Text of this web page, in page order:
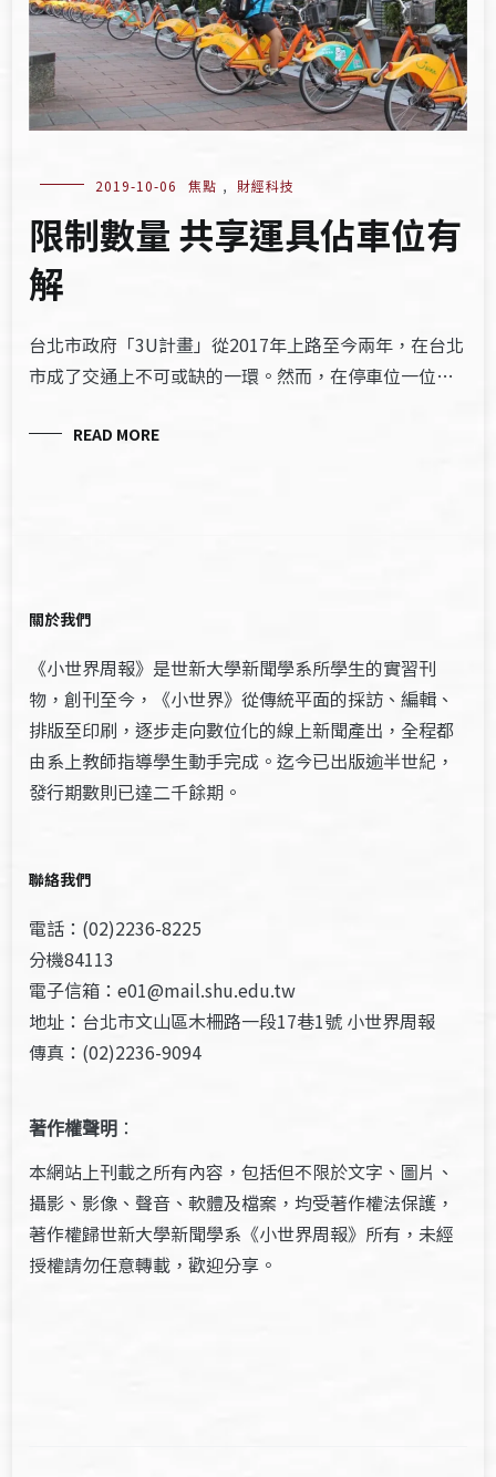
2019-10-06 焦點 , 財經科技
限制數量 共享運具佔車位有
解
台北市政府「3U計畫」從2017年上路至今兩年，在台北
市成了交通上不可或缺的一環。然而，在停車位一位…
READ MORE
關於我們
《小世界周報》是世新大學新聞學系所學生的實習刊
物，創刊至今，《小世界》從傳統平面的採訪、編輯、
排版至印刷，逐步走向數位化的線上新聞產出，全程都
由系上教師指導學生動手完成。迄今已出版逾半世紀，
發行期數則已達二千餘期。
聯絡我們
電話：(02)2236-8225
分機84113
電子信箱：e01@mail.shu.edu.tw
地址：台北市文山區木柵路一段17巷1號 小世界周報
傳真：(02)2236-9094
著作權聲明 ：
本網站上刊載之所有內容，包括但不限於文字、圖片、
攝影、影像、聲音、軟體及檔案，均受著作權法保護，
著作權歸世新大學新聞學系《小世界周報》所有，未經
授權請勿任意轉載，歡迎分享。